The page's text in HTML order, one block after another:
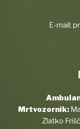
E-mail:
Mrtvozornik:
Zlatko